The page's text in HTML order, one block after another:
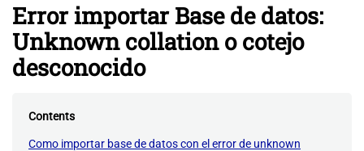
Error importar Base de datos:
Unknown collation o cotejo
desconocido
Contents
Como importar base de datos con el error de unknown